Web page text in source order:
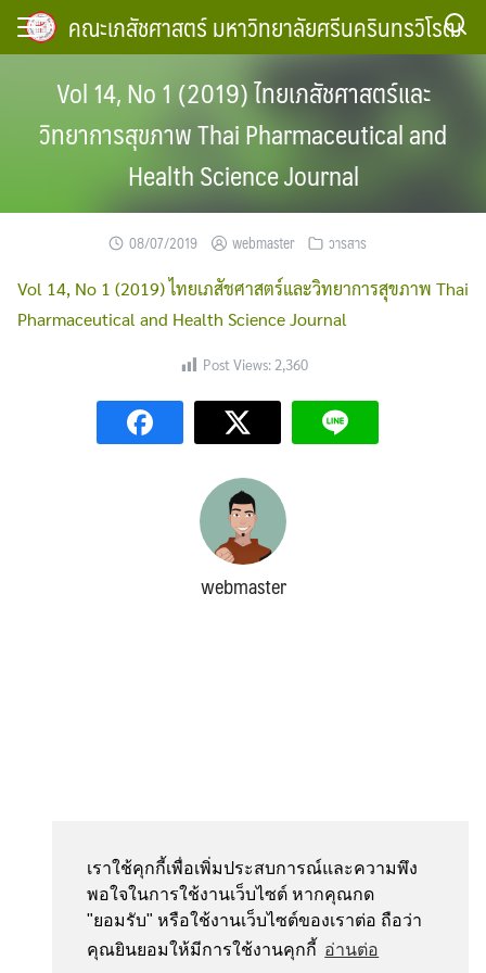
เราใช้คุกกี้เพื่อเพิ่มประสบการณ์และความพึง
พอใจในการใช้งานเว็บไซต์ หากคุณกด
"ยอมรับ" หรือใช้งานเว็บไซต์ของเราต่อ ถือว่า
คุณยินยอมให้มีการใช้งานคุกกี้ อ่านต่อ
Skip
คณะเภสัชศาสตร์ มหาวิทยาลัยศรีนครินทรวิโรฒ
Vol 14, No 1 (2019) ไทยเภสัชศาสตร์และ
วิทยาการสุขภาพ Thai Pharmaceutical and
Health Science Journal
08/07/2019 webmaster วารสาร
Vol 14, No 1 (2019) ไทยเภสัชศาสตร์และวิทยาการสุขภาพ Thai
Pharmaceutical and Health Science Journal
Post Views: 2,360
webmaster